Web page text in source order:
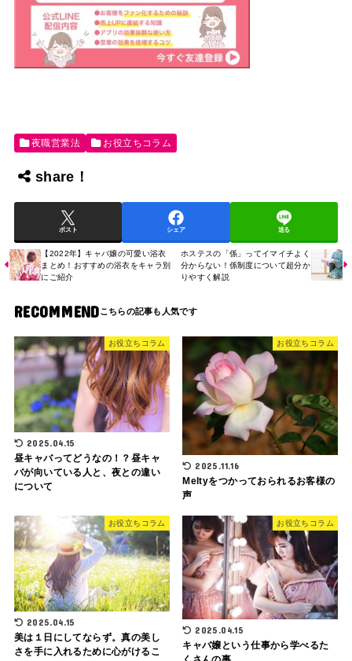
夜職営業法 お役立ちコラム
share！
ポスト シェア 送る
【2022年】キャバ嬢の可愛い浴衣
まとめ！おすすめの浴衣をキャラ別
にご紹介
ホステスの「係」ってイマイチよく
分からない！係制度について超分か
りやすく解説
RECOMMEND
お役立ちコラム
2025.04.15
昼キャバってどうなの！？昼キャ
バが向いている人と、夜との違い
について
お役立ちコラム
2025.11.16
Meltyをつかっておられるお客様の
声
お役立ちコラム
2025.04.15
美は１日にしてならず。真の美し
さを手に入れるために心がけるこ
お役立ちコラム
2025.04.15
キャバ嬢という仕事から学べるた